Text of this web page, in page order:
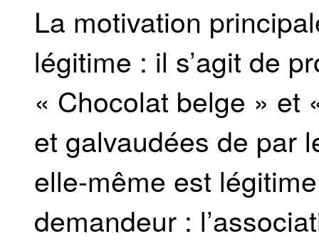
La motivation
légitime : il s’agit de
« Chocolat belge » et
et galvaudées de par
elle-même est
demandeur :